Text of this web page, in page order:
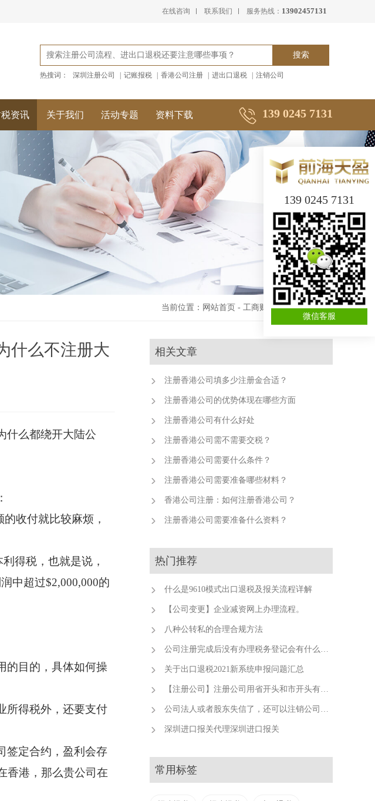
在线咨询 联系我们 服务热线： 13902457131
热搜词： 深圳注册公司 记账报税 香港公司注册 进出口退税 注销公司
资讯 关于我们 活动专题 资料下载 139 0245 7131
当前位置： 网站首页 - 工商财税资讯-公司注册
什么不注册大
什么都绕开大陆公
收付就比较麻烦，
得税，也就是说，
中超过$2,000,000的
的目的，具体如何操
所得税外，还要支付
签定合约，盈利会存
香港，那么贵公司在
相关文章
注册香港公司填多少注册金合适？
注册香港公司的优势体现在哪些方面
注册香港公司有什么好处
注册香港公司需不需要交税？
注册香港公司需要什么条件？
注册香港公司需要准备哪些材料？
香港公司注册：如何注册香港公司？
注册香港公司需要准备什么资料？
热门推荐
什么是9610模式出口退税及报关流程详解
【公司变更】企业减资网上办理流程。
八种公转私的合理合规方法
公司注册完成后没有办理税务登记会有什么后果？
关于出口退税2021新系统申报问题汇总
【注册公司】注册公司用省开头和市开头有什么不同？
公司法人或者股东失信了，还可以注销公司吗？
深圳进口报关代理深圳进口报关
常用标签
139 0245 7131
微信客服